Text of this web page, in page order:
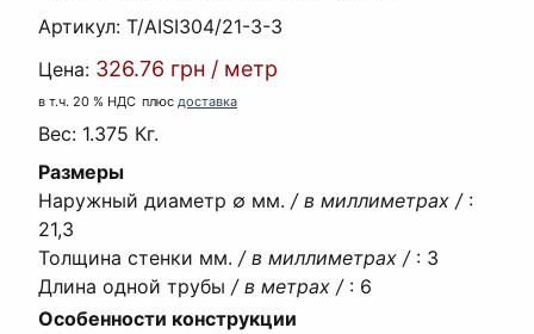
Артикул: T/AISI304/21-3-3
Цена: 326.76 грн / метр
в т.ч. 20 % НДС плюс доставка
Вес: 1.375 Кг.
Размеры
Наружный диаметр ∅ мм. / в миллиметрах / :
21,3
Толщина стенки мм. / в миллиметрах / : 3
Длина одной трубы / в метрах / : 6
Особенности конструкции